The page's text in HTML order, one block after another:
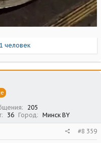
человек
205
36 Город Минск BY
#8 359